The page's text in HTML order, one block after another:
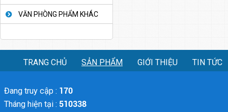
VĂN PHÒNG PHẨM KHÁC
TRANG CHỦ SẢN PHẨM GIỚI THIỆU TIN TỨC
Đang truy cập : 170
Tháng hiện tại : 510338